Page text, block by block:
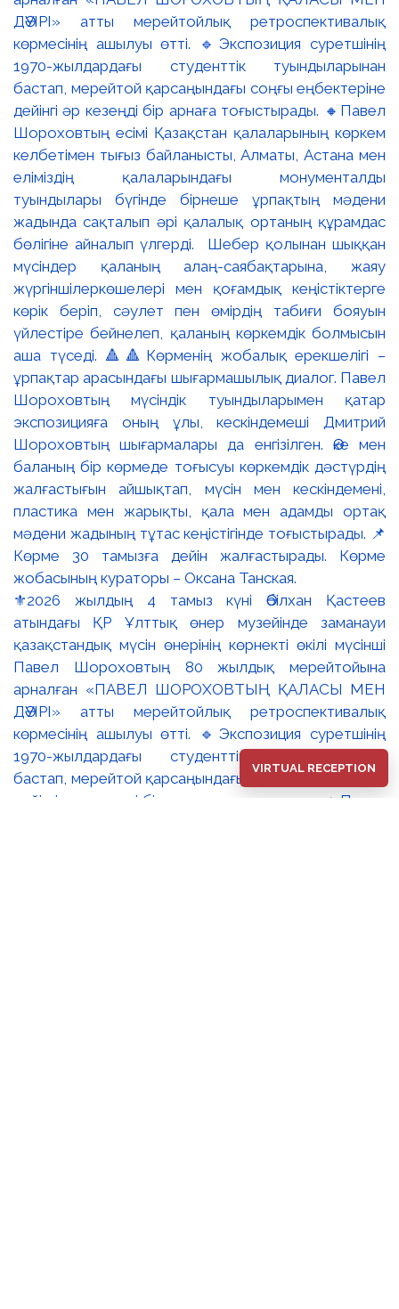
⚜️2026 жылдың 4 тамыз күні Әбілхан Қастеев
атындағы ҚР Ұлттық өнер музейінде заманауи
қазақстандық мүсін өнерінің көрнекті өкілі мүсінші
Павел Шороховтың 80 жылдық мерейтойына
арналған «ПАВЕЛ ШОРОХОВТЫҢ ҚАЛАСЫ МЕН
ДӘУІРІ» атты мерейтойлық ретроспективалық
көрмесінің ашылуы өтті. 🔹Экспозиция суретшінің
1970-жылдардағы студенттік туындыларынан
бастап, мерейтой қарсаңындағы соңғы еңбектеріне
дейінгі әр кезеңді бір арнаға тоғыстырады. 🔸Павел
VIRTUAL RECEPTION